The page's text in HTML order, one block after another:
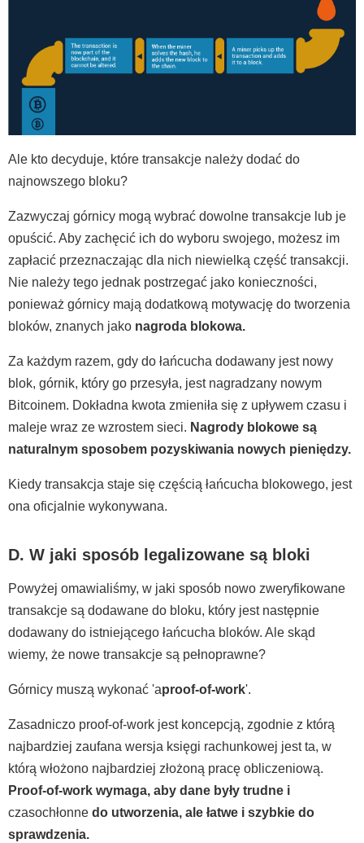
Ale kto decyduje, które transakcje należy dodać do
najnowszego bloku?
Zazwyczaj górnicy mogą wybrać dowolne transakcje lub je
opuścić. Aby zachęcić ich do wyboru swojego, możesz im
zapłacić przeznaczając dla nich niewielką część transakcji.
Nie należy tego jednak postrzegać jako konieczności,
ponieważ górnicy mają dodatkową motywację do tworzenia
bloków, znanych jako nagroda blokowa.
Za każdym razem, gdy do łańcucha dodawany jest nowy
blok, górnik, który go przesyła, jest nagradzany nowym
Bitcoinem. Dokładna kwota zmieniła się z upływem czasu i
maleje wraz ze wzrostem sieci. Nagrody blokowe są
naturalnym sposobem pozyskiwania nowych pieniędzy.
Kiedy transakcja staje się częścią łańcucha blokowego, jest
ona oficjalnie wykonywana.
D. W jaki sposób legalizowane są bloki
Powyżej omawialiśmy, w jaki sposób nowo zweryfikowane
transakcje są dodawane do bloku, który jest następnie
dodawany do istniejącego łańcucha bloków. Ale skąd
wiemy, że nowe transakcje są pełnoprawne?
Górnicy muszą wykonać 'aproof-of-work'.
Zasadniczo proof-of-work jest koncepcją, zgodnie z którą
najbardziej zaufana wersja księgi rachunkowej jest ta, w
którą włożono najbardziej złożoną pracę obliczeniową.
Proof-of-work wymaga, aby dane były trudne i
czasochłonne do utworzenia, ale łatwe i szybkie do
sprawdzenia.